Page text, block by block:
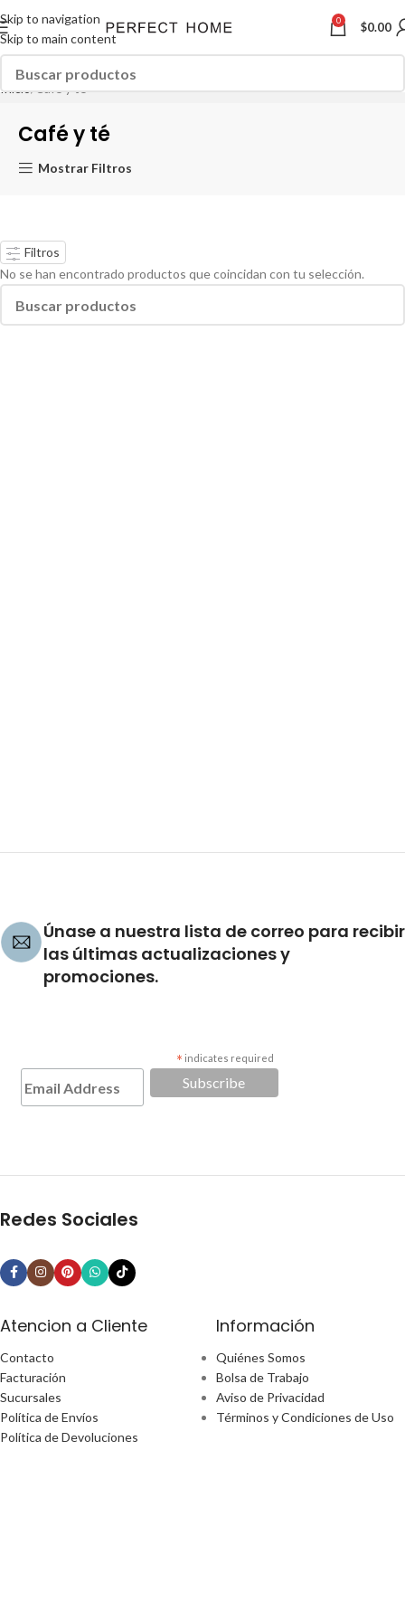
Skip to navigation
Skip to main content
0 $0.00
Inicio Café y té
Café y té
Mostrar Filtros
Filtros
No se han encontrado productos que coincidan con tu selección.
Únase a nuestra lista de correo para recibir
las últimas actualizaciones y
promociones.
* indicates required
Redes Sociales
Atencion a Cliente
Contacto
Facturación
Sucursales
Política de Envíos
Política de Devoluciones
Información
Quiénes Somos
Bolsa de Trabajo
Aviso de Privacidad
Términos y Condiciones de Uso